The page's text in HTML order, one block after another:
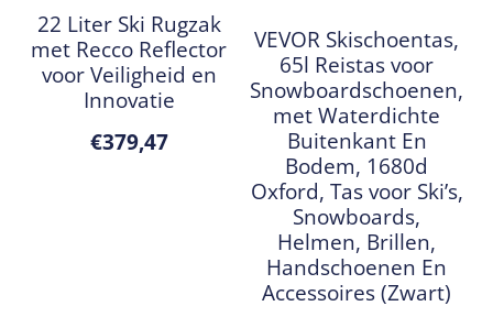
22 Liter Ski Rugzak
met Recco Reflector
voor Veiligheid en
Innovatie
€379,47
VEVOR Skischoentas,
65l Reistas voor
Snowboardschoenen,
met Waterdichte
Buitenkant En
Bodem, 1680d
Oxford, Tas voor Ski’s,
Snowboards,
Helmen, Brillen,
Handschoenen En
Accessoires (Zwart)